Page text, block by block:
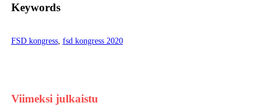
Keywords
FSD kongress, fsd kongress 2020
Viimeksi julkaistu